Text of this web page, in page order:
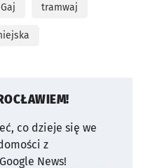
tramwaj
co dzieje się we
z
News!